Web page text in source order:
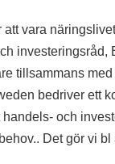
att vara
investeringsråd,
tillsammans
bedriver ett
och
Det gör vi bl